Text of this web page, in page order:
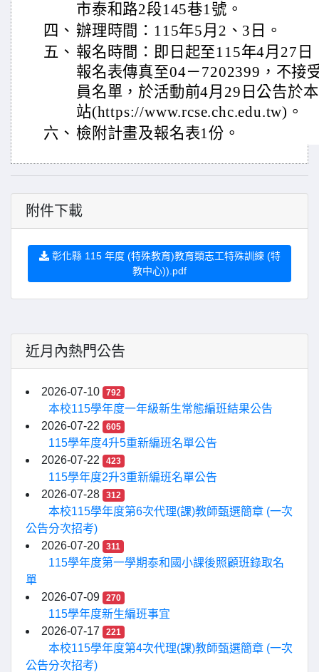
市泰和路2段145巷1號。
四、 辦理時間：115年5月2、3日。
五、 報名時間：即日起至115年4月27
報名表傳真至04－7202399，不接
員名單，於活動前4月29日公告於
站(https://www.rcse.chc.edu.tw)。
六、 檢附計畫及報名表1份。
附件下載
彰化縣 115 年度 (特殊教育)教育類志工特殊訓練 (特
教中心)).pdf
近月內熱門公告
2026-07-10 792
本校115學年度一年級新生常態編班結果公告
2026-07-22
605
115學年度4升5重新編班名單公告
2026-07-22
423
115學年度2升3重新編班名單公告
2026-07-28
312
本校115學年度第6次代理(課)教師甄選簡章 (一次
公告分次招考)
2026-07-20
311
115學年度第一學期泰和國小課後照顧班錄取名
單
2026-07-09
270
115學年度新生編班事宜
2026-07-17
221
本校115學年度第4次代理(課)教師甄選簡章 (一次
公告分次招考)